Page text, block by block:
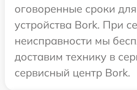
оговоренные сроки
устройства Bork. При
неисправности мы
доставим технику в
сервисный центр Bork.